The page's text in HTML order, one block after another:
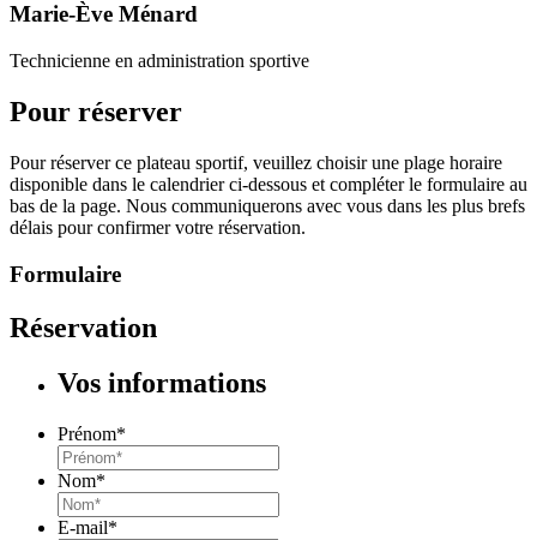
Marie-Ève Ménard
Technicienne en administration sportive
Pour réserver
Pour réserver ce plateau sportif, veuillez choisir une plage horaire
disponible dans le calendrier ci-dessous et compléter le formulaire au
bas de la page. Nous communiquerons avec vous dans les plus brefs
délais pour confirmer votre réservation.
Formulaire
Réservation
Vos informations
Prénom*
Nom*
E-mail*